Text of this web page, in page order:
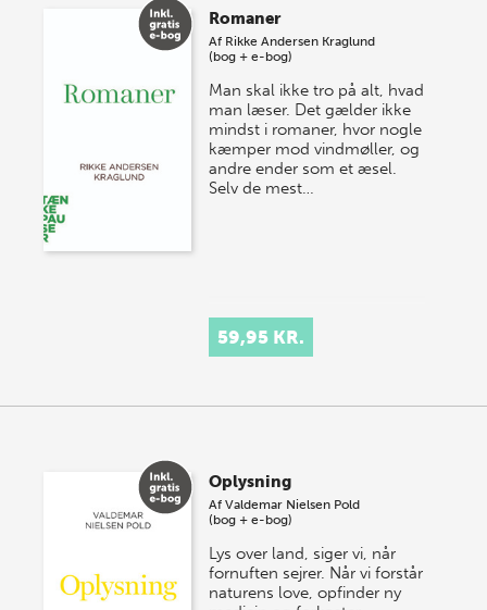
onsdag den 10. j…
Romaner
Af Rikke Andersen Kraglund
(bog + e-bog)
Man skal ikke tro på alt, hvad
man læser. Det gælder ikke
mindst i romaner, hvor nogle
kæmper mod vindmøller, og
andre ender som et æsel.
Selv de mest…
59,95 KR.
Oplysning
AfValdemar Nielsen Pold
(bog + e-bog)
Lys over land, siger vi, når
fornuften sejrer. Når vi forstår
naturens love, opfinder ny